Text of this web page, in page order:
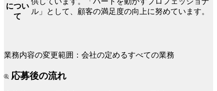
につい
て
ル」として、顧客の満足度の向上に努めています。
業務内容の変更範囲：会社の定めるすべての業務
応募後の流れ